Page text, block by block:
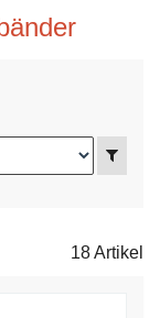
18 Artikel